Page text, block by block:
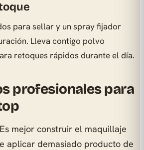
para sellar y un spray fijador
Lleva contigo polvo
retoques rápidos durante el día.
profesionales para
mejor construir el maquillaje
aplicar demasiado producto de